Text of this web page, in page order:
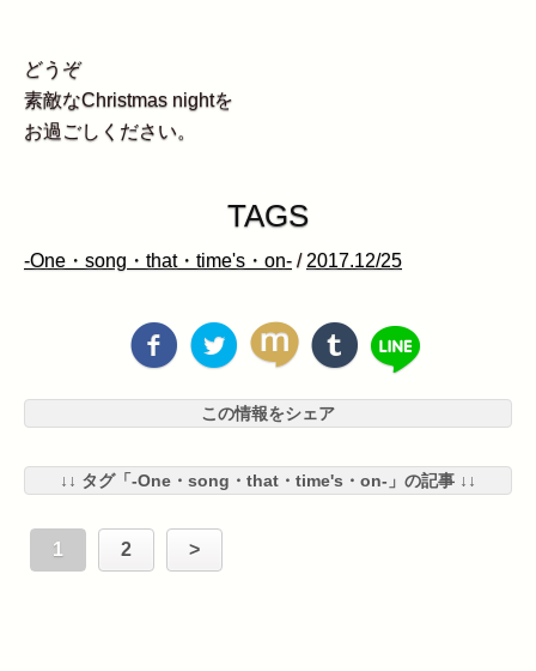
どうぞ
素敵なChristmas nightを
お過ごしください。
TAGS
-One・song・that・time's・on- / 2017.12/25
この情報をシェア
↓↓ タグ「-One・song・that・time's・on-」の記事 ↓↓
1 2 >